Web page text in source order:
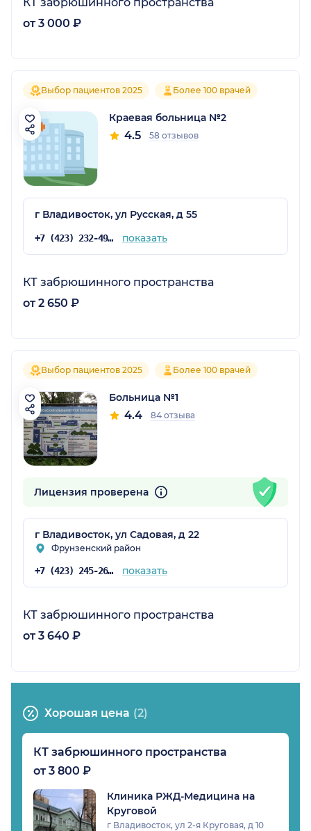
от 3 000 ₽
Выбор пациентов 2025 Более 100 врачей
Краевая больница №2
4.5 58 отзывов
г Владивосток, ул Русская, д 55
+7 (423) 232-49-51 показать
КТ забрюшинного пространства
от 2 650 ₽
Выбор пациентов 2025 Более 100 врачей
Больница №1
4.4 84 отзыва
Лицензия проверена
г Владивосток, ул Садовая, д 22
Фрунзенский район
+7 (423) 245-26-31 показать
КТ забрюшинного пространства
от 3 640 ₽
Хорошая цена (2)
КТ забрюшинного пространства
от 3 800 ₽
Клиника РЖД-Медицина на
Круговой
г Владивосток, ул 2-я Круговая, д 10